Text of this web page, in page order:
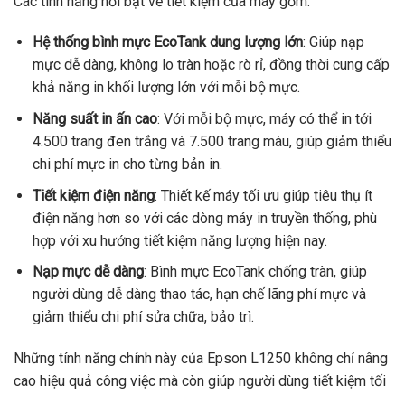
Hệ thống bình mực EcoTank dung lượng lớn: Giúp nạp
mực dễ dàng, không lo tràn hoặc rò rỉ, đồng thời cung cấp
khả năng in khối lượng lớn với mỗi bộ mực.
Năng suất in ấn cao: Với mỗi bộ mực, máy có thể in tới
4.500 trang đen trắng và 7.500 trang màu, giúp giảm thiểu
chi phí mực in cho từng bản in.
Tiết kiệm điện năng: Thiết kế máy tối ưu giúp tiêu thụ ít
điện năng hơn so với các dòng máy in truyền thống, phù
hợp với xu hướng tiết kiệm năng lượng hiện nay.
Nạp mực dễ dàng: Bình mực EcoTank chống tràn, giúp
người dùng dễ dàng thao tác, hạn chế lãng phí mực và
giảm thiểu chi phí sửa chữa, bảo trì.
Những tính năng chính này của Epson L1250 không chỉ nâng
cao hiệu quả công việc mà còn giúp người dùng tiết kiệm tối